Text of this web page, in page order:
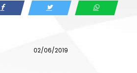
02/06/2019